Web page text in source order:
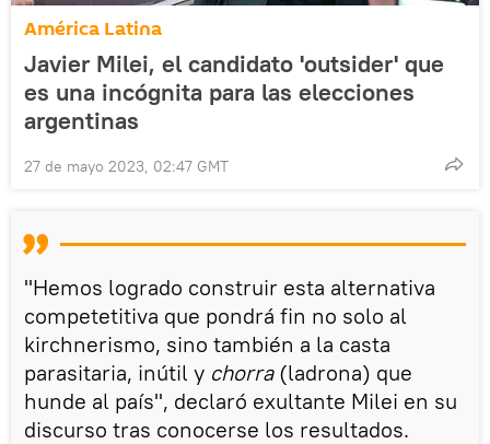
América Latina
Javier Milei, el candidato 'outsider' que
es una incógnita para las elecciones
argentinas
27 de mayo 2023, 02:47 GMT
"Hemos logrado construir esta alternativa
competetitiva que pondrá fin no solo al
kirchnerismo, sino también a la casta
parasitaria, inútil y chorra(ladrona) que
hunde al país", declaró exultante Milei en su
discurso tras conocerse los resultados.